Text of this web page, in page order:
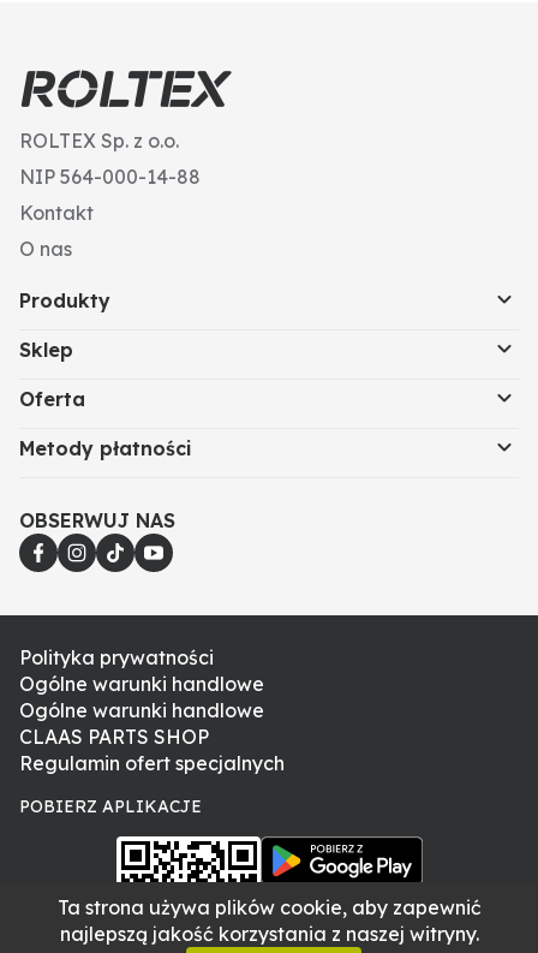
Ta strona używa plików cookie, aby zapewnić
najlepszą jakość korzystania z naszej witryny.
ROLTEX Sp. z o.o.
NIP 564-000-14-88
Kontakt
O nas
Produkty
Sklep
Oferta
Metody płatności
OBSERWUJ NAS
Polityka prywatności
Ogólne warunki handlowe
Ogólne warunki handlowe
CLAAS PARTS SHOP
Regulamin ofert specjalnych
POBIERZ APLIKACJE